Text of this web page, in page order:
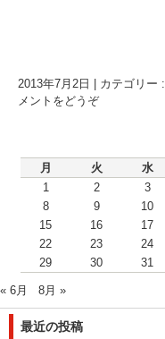
2013年7月2日 カテゴリー :
メントをどうぞ
月
火 水
1
2 3
8
9 10
15
16 17
22
23 24
29
30 31
« 6月 8月 »
最近の投稿